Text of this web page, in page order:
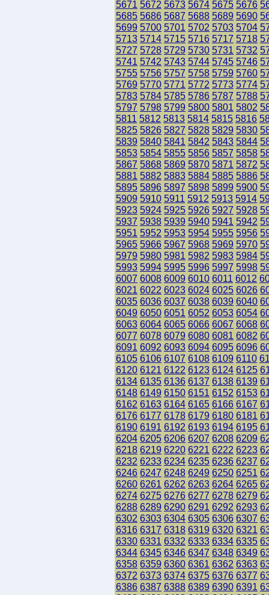
5671 5672 5673 5674 5675 5676
5685 5686 5687 5688 5689 5690
5699 5700 5701 5702 5703 5704
5713 5714 5715 5716 5717 5718
5727 5728 5729 5730 5731 5732
5741 5742 5743 5744 5745 5746
5755 5756 5757 5758 5759 5760
5769 5770 5771 5772 5773 5774
5783 5784 5785 5786 5787 5788
5797 5798 5799 5800 5801 5802
5811 5812 5813 5814 5815 5816
5825 5826 5827 5828 5829 5830
5839 5840 5841 5842 5843 5844
5853 5854 5855 5856 5857 5858
5867 5868 5869 5870 5871 5872
5881 5882 5883 5884 5885 5886
5895 5896 5897 5898 5899 5900
5909 5910 5911 5912 5913 5914
5923 5924 5925 5926 5927 5928
5937 5938 5939 5940 5941 5942
5951 5952 5953 5954 5955 5956
5965 5966 5967 5968 5969 5970
5979 5980 5981 5982 5983 5984
5993 5994 5995 5996 5997 5998
6007 6008 6009 6010 6011 6012
6021 6022 6023 6024 6025 6026
6035 6036 6037 6038 6039 6040
6049 6050 6051 6052 6053 6054
6063 6064 6065 6066 6067 6068
6077 6078 6079 6080 6081 6082
6091 6092 6093 6094 6095 6096
6105 6106 6107 6108 6109 6110
6120 6121 6122 6123 6124 6125
6134 6135 6136 6137 6138 6139
6148 6149 6150 6151 6152 6153
6162 6163 6164 6165 6166 6167
6176 6177 6178 6179 6180 6181
6190 6191 6192 6193 6194 6195
6204 6205 6206 6207 6208 6209
6218 6219 6220 6221 6222 6223
6232 6233 6234 6235 6236 6237
6246 6247 6248 6249 6250 6251
6260 6261 6262 6263 6264 6265
6274 6275 6276 6277 6278 6279
6288 6289 6290 6291 6292 6293
6302 6303 6304 6305 6306 6307
6316 6317 6318 6319 6320 6321
6330 6331 6332 6333 6334 6335
6344 6345 6346 6347 6348 6349
6358 6359 6360 6361 6362 6363
6372 6373 6374 6375 6376 6377
6386 6387 6388 6389 6390 6391